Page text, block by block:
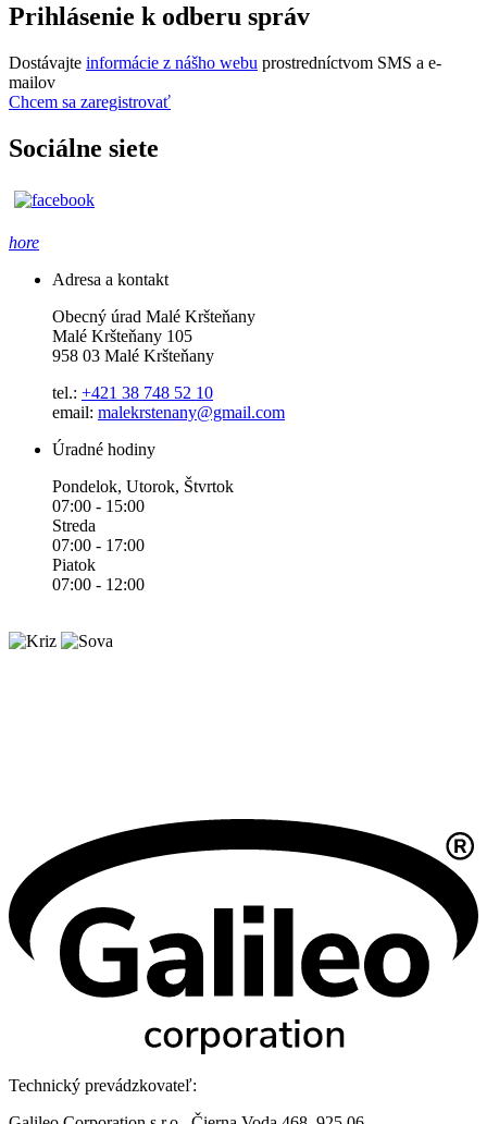
Prihlásenie k odberu správ
Dostávajte informácie z nášho webu prostredníctvom SMS a e-
mailov
Chcem sa zaregistrovať
Sociálne siete
hore
Adresa a kontakt
Obecný úrad Malé Kršteňany
Malé Kršteňany 105
958 03 Malé Kršteňany
tel.: +421 38 748 52 10
email: malekrstenany@gmail.com
Úradné hodiny
Pondelok, Utorok, Štvrtok
07:00 - 15:00
Streda
07:00 - 17:00
Piatok
07:00 - 12:00
Technický prevádzkovateľ: